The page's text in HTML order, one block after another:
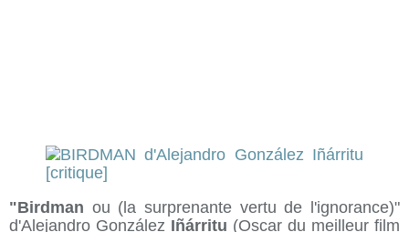
"Birdman ou (la surprenante vertu de l'ignorance)"
d'Alejandro González Iñárritu (Oscar du meilleur film